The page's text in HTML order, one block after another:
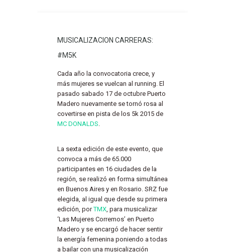
MUSICALIZACION CARRERAS:
#M5K
Cada año la convocatoria crece, y
más mujeres se vuelcan al running. El
pasado sabado 17 de octubre Puerto
Madero nuevamente se tornó rosa al
covertirse en pista de los 5k 2015 de
MC DONALDS.
La sexta edición de este evento, que
convoca a más de 65.000
participantes en 16 ciudades de la
región, se realizó en forma simultánea
en Buenos Aires y en Rosario. SRZ fue
elegida, al igual que desde su primera
edición, porTMX, para musicalizar
‘Las Mujeres Corremos’ en Puerto
Madero y se encargó de hacer sentir
la energía femenina poniendo a todas
a bailar con una musicalización